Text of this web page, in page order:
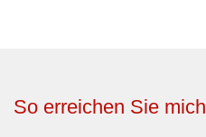
So erreichen Sie mich